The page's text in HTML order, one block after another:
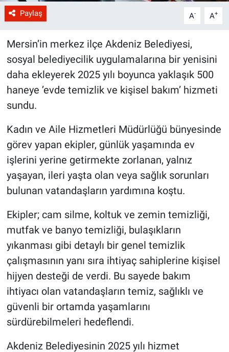
Paylaş A- A+
Mersin’in merkez ilçe Akdeniz Belediyesi,
sosyal belediyecilik uygulamalarına bir yenisini
daha ekleyerek 2025 yılı boyunca yaklaşık 500
haneye ’evde temizlik ve kişisel bakım’ hizmeti
sundu.
Kadın ve Aile Hizmetleri Müdürlüğü bünyesinde
görev yapan ekipler, günlük yaşamında ev
işlerini yerine getirmekte zorlanan, yalnız
yaşayan, ileri yaşta olan veya sağlık sorunları
bulunan vatandaşların yardımına koştu.
Ekipler; cam silme, koltuk ve zemin temizliği,
mutfak ve banyo temizliği, bulaşıkların
yıkanması gibi detaylı bir genel temizlik
çalışmasının yanı sıra ihtiyaç sahiplerine kişisel
hijyen desteği de verdi. Bu sayede bakım
ihtiyacı olan vatandaşların temiz, sağlıklı ve
güvenli bir ortamda yaşamlarını
sürdürebilmeleri hedeflendi.
Akdeniz Belediyesinin 2025 yılı hizmet